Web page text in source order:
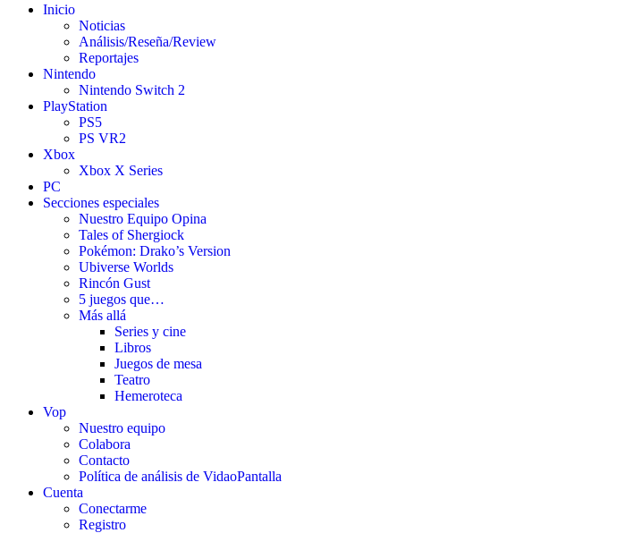
Inicio
Noticias
Análisis/Reseña/Review
Reportajes
Nintendo
Nintendo Switch 2
PlayStation
PS5
PS VR2
Xbox
Xbox X Series
PC
Secciones especiales
Nuestro Equipo Opina
Tales of Shergiock
Pokémon: Drako’s Version
Ubiverse Worlds
Rincón Gust
5 juegos que…
Más allá
Series y cine
Libros
Juegos de mesa
Teatro
Hemeroteca
Vop
Nuestro equipo
Colabora
Contacto
Política de análisis de VidaoPantalla
Cuenta
Conectarme
Registro